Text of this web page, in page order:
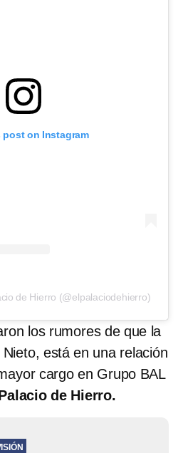
post on Instagram
de Hierro (@elpalaciodehierro)
los rumores de que la
está en una relación
cargo en Grupo BAL
de Hierro.